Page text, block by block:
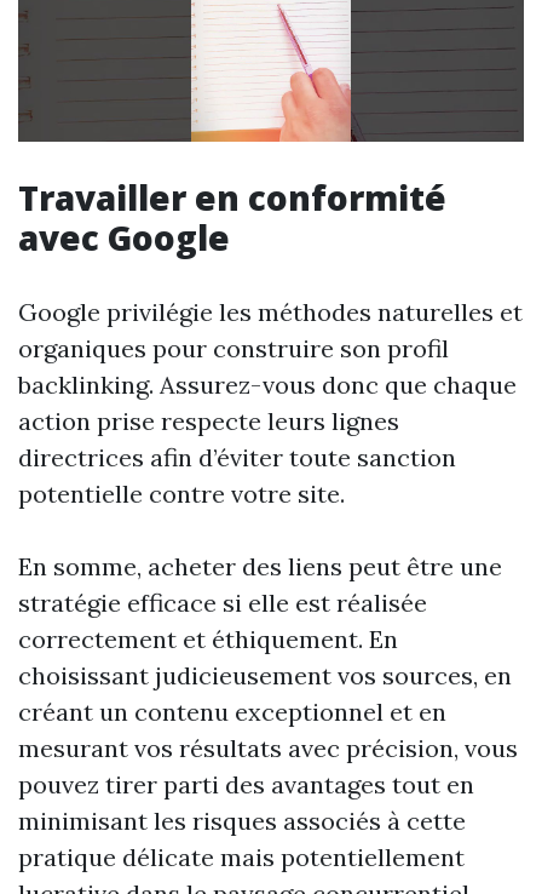
Travailler en conformité
avec Google
Google privilégie les méthodes naturelles et
organiques pour construire son profil
backlinking. Assurez-vous donc que chaque
action prise respecte leurs lignes
directrices afin d’éviter toute sanction
potentielle contre votre site.
En somme, acheter des liens peut être une
stratégie efficace si elle est réalisée
correctement et éthiquement. En
choisissant judicieusement vos sources, en
créant un contenu exceptionnel et en
mesurant vos résultats avec précision, vous
pouvez tirer parti des avantages tout en
minimisant les risques associés à cette
pratique délicate mais potentiellement